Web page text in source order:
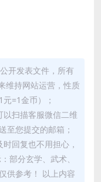
开发表文件，所有
维持网站运营，性质
=1金币）；
以扫描客服微信二维
至您提交的邮箱；
回复也不用担心，
部分玄学、武术、
供参考！ 以上内容